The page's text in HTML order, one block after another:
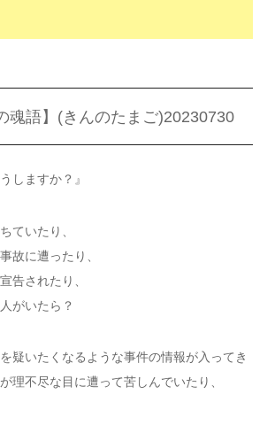
魂語】(きんのたまご)20230730
しますか？』
ていたり、
故に遭ったり、
告されたり、
がいたら？
疑いたくなるような事件の情報が入ってき
理不尽な目に遭って苦しんでいたり、